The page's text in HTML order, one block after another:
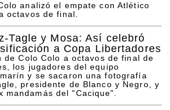
analizó el empate con Atlético
octavos de final.
Tagle y Mosa: Así celebró
a Copa Libertadores
de Colo Colo a octavos de final de
los jugadores del equipo
y se sacaron una fotografía
presidente de Blanco y Negro, y
mandamás del "Cacique".